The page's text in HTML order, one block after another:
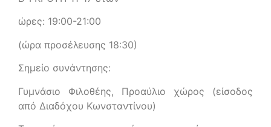
ώρες: 19:00-21:00
(ώρα προσέλευσης 18:30)
Σημείο συνάντησης:
Γυμνάσιο Φιλοθέης, Προαύλιο χώρος (είσοδος
από Διαδόχου Κωνσταντίνου)